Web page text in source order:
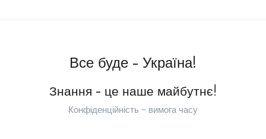
Все буде - Україна!
Знання - це наше майбутнє!
Конфіденційність - вимога часу